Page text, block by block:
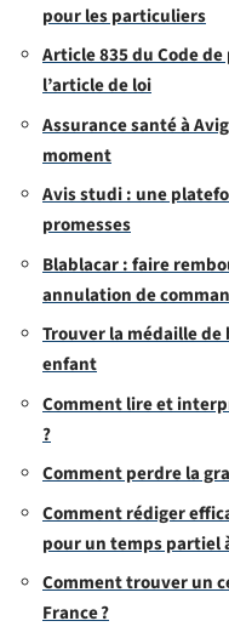
pour les particuliers
Article 835 du Code
l’article de loi
Assurance santé à
moment
Avis studi : une
promesses
Blablacar : faire
annulation de
Trouver la médaille
enfant
Comment lire et
?
Comment perdre la
Comment rédiger
pour un temps partiel
Comment trouver un
France ?